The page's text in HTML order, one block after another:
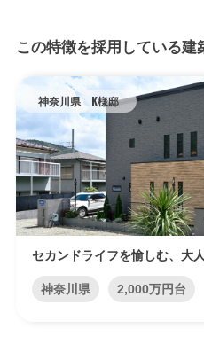
この特徴を採用している建
神奈川県 K様邸
セカンドライフを愉しむ、大
神奈川県 2,000万円台